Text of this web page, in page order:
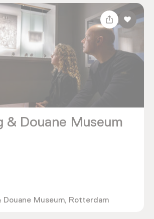
& Douane Museum
Douane Museum, Rotterdam